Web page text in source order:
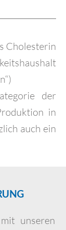
Cholesterin
der
in
auch ein
unseren